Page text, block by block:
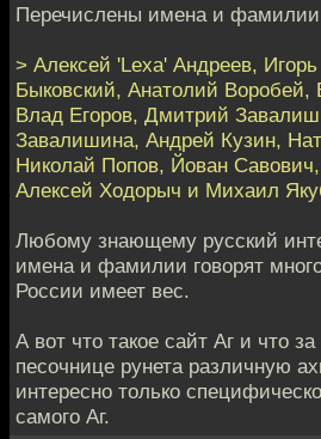
Перечислены имена и
> Алексей 'Lexa' Андреев,
Быковский, Анатолий Воробей,
Влад Егоров, Дмитрий
Завалишина, Андрей Кузин,
Николай Попов, Йован
Алексей Ходорыч и Михаил
Любому знающему русский
имена и фамилии говорят
России имеет вес.
А вот что такое сайт Аг и что
песочнице рунета различную
интересно только
самого Аг.